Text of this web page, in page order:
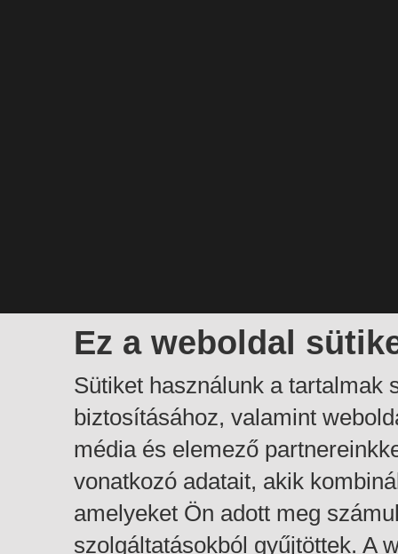
Ez a weboldal
Sütiket használunk a tartalmak
biztosításához, valamint
média és elemező
vonatkozó adatait, akik
amelyeket Ön adott meg
szolgáltatásokból gyűjtöttek. A